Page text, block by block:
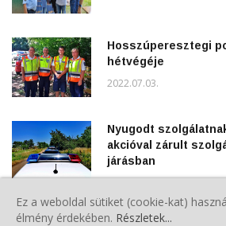
Hosszúperesztegi
hétvégéje
2022.07.03.
Nyugodt
akcióval zárult
járásban
TFA Hungary 2022 -
Ez a weboldal sütiket (cookie-kat)
élmény érdekében. Részletek...